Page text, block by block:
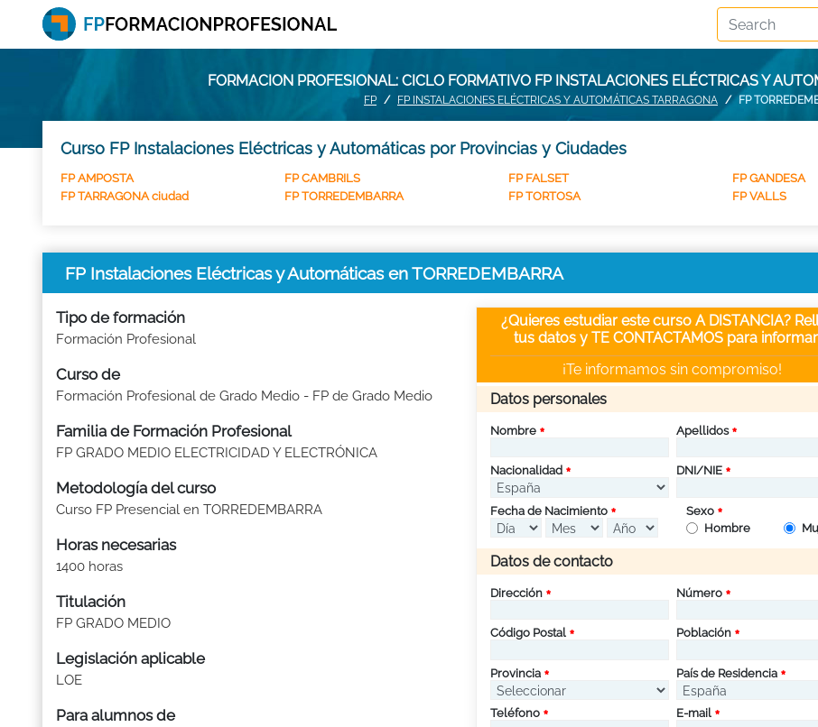
FORMACION PROFESIONAL: CICLO FORMATIVO FP INSTALACIONES ELÉCTRICAS Y
FP FP INSTALACIONES ELÉCTRICAS Y AUTOMÁTICAS TARRAGONA FP
Curso FP Instalaciones Eléctricas y Automáticas por Provincias y Ciudades
FP AMPOSTA FP CAMBRILS FP FALSET FP GANDESA
FP TARRAGONA ciudad
FP TORREDEMBARRA FP TORTOSA FP VALLS
FP Instalaciones Eléctricas y Automáticas en TORREDEMBARRA
Tipo de formación
Formación Profesional
Curso de
Formación Profesional de Grado Medio - FP de Grado Medio
Familia de Formación Profesional
FP GRADO MEDIO ELECTRICIDAD Y ELECTRÓNICA
Metodología del curso
Curso FP Presencial en TORREDEMBARRA
Horas necesarias
1400 horas
Titulación
FP GRADO MEDIO
Legislación aplicable
LOE
Para alumnos de
¿Quieres estudiar este curso A DISTANCIA?
tus datos y TE CONTACTAMOS para
¡Te informamos sin compromiso!
Datos personales
Nombre Apellidos
Nacionalidad DNI/NIE
Fecha de Nacimiento
Sexo
Hombre
Datos de contacto
Dirección Número
Código Postal Población
Provincia País de Residencia
Teléfono E-mail